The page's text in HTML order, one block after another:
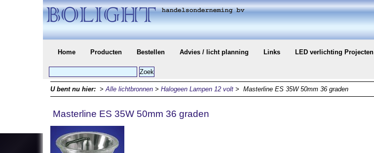
Home Producten Bestellen Advies / licht planning Links LED verlichting Projecten
U bent nu hier: >Alle lichtbronnen > Halogeen Lampen 12 volt > Masterline ES 35W 50mm 36 graden
Masterline ES 35W 50mm 36 graden